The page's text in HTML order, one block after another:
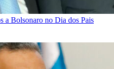
a Bolsonaro no Dia dos Pais